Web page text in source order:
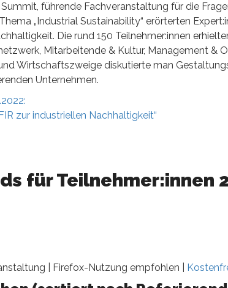
führende Fachveranstaltung für die
„Industrial Sustainability“ erörterten
Die rund 150 Teilnehmer:innen
Mitarbeitende & Kultur, Management &
Wirtschaftszweige diskutierte man
Unternehmen.
zur industriellen Nachhaltigkeit“
für Teilnehmer:innen
| Firefox-Nutzung empfohlen |